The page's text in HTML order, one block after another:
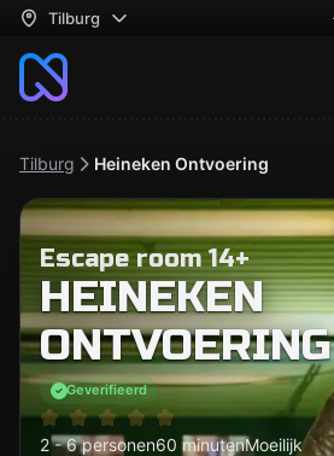
Tilburg
Tilburg Heineken Ontvoering
Escape room 14+
HEINEKEN
ONTVOERING
Geverifieerd
2 - 6 personen60 minutenMoeilijk